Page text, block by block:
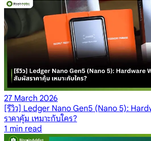
27 March 2026
[รีวิว] Ledger Nano Gen5 (Nano 5):
ราคาคุ้ม เหมาะกับใคร?
1 min read